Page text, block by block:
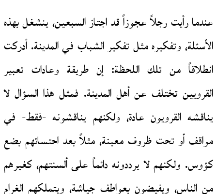
عندما رأيت رجلاً عجوزاً قد اجتاز السبعين، ينشغل بهذه
الأسئلة، وتفكيره مثل تفكير الشباب في المدينة. أدركت
انطلاقاً من تلك اللحظة: إن طريقة وعادات تعبير
القرويين تختلف عن أهل المدينة. فمثل هذا السؤال لا
يناقشه القرويون عادة، ولكنهم يناقشونه -فقط- في
مواقف أو تحت ظروف معينة، مثلاً بعد احتسائهم بضع
كؤوس. ولكنهم لا يرددونه دائماً على ألسنتهم، كغيرهم
من الناس، ويفيضون بعواطف جياشة، ويتملكهم الغرام